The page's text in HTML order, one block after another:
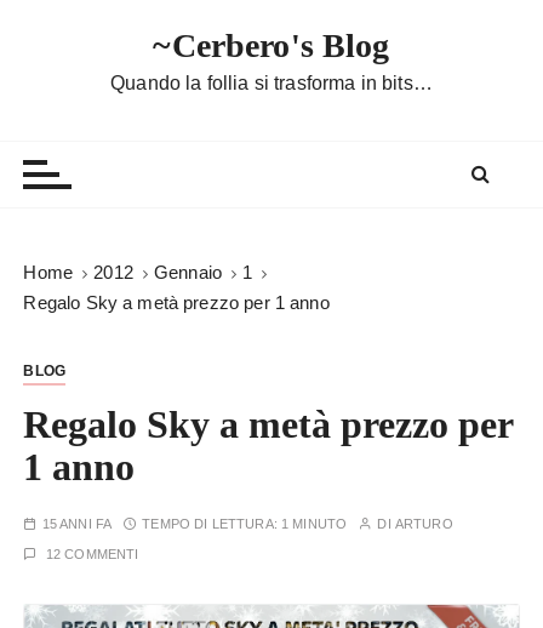
~Cerbero's Blog
Quando la follia si trasforma in bits…
Home 2012 Gennaio
1
Regalo Sky a metà prezzo per 1 anno
BLOG
Regalo Sky a metà prezzo per
1 anno
15 ANNI FA TEMPO DI LETTURA: 1 MINUTO DI ARTURO
12 COMMENTI